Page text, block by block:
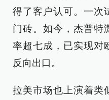
得了客户认可。一次
门砖。如今，杰普特
率超七成，已实现对
反向出口。
拉美市场也上演着类